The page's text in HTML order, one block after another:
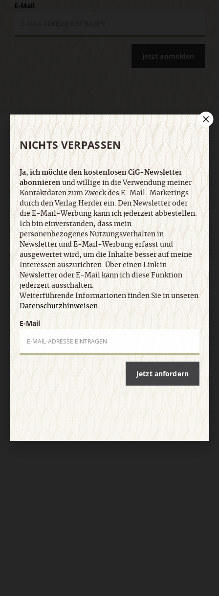
E-Mail
Jetzt anmelden
AGB und Widerrufsbelehrung Datenschutz
Barrierefreiheit
Impressum
Vertrag widerrufen Abo online kündigen
Nach oben
NICHTS VERPASSEN
Ja, ich möchte den kostenlosen CiG-Newsletter
abonnierenund willige in die Verwendung meiner
Kontaktdaten zum Zweck des E-Mail-Marketings
durch den Verlag Herder ein. Den Newsletter oder
die E-Mail-Werbung kann ich jederzeit abbestellen.
Ich bin einverstanden, dass mein
personenbezogenes Nutzungsverhalten in
Newsletter und E-Mail-Werbung erfasst und
ausgewertet wird, um die Inhalte besser auf meine
Interessen auszurichten. Über einen Link in
Newsletter oder E-Mail kann ich diese Funktion
jederzeit ausschalten.
Weiterführende Informationen finden Sie in unseren
Datenschutzhinweisen.
E-Mail
Jetzt anfordern